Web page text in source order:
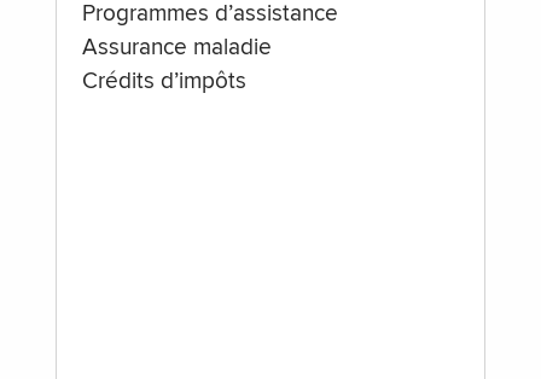
Programmes d’assistance
Assurance maladie
Crédits d’impôts